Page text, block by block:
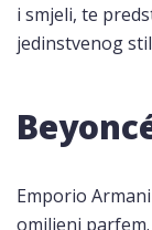
i smjeli, te
jedinstvenog
Emporio
omiljeni